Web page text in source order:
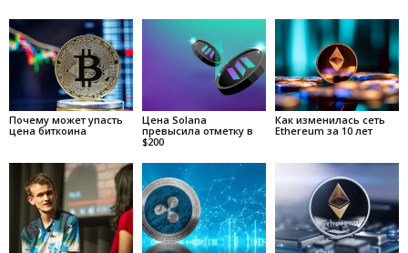
Почему может упасть
цена биткоина
Цена Solana
превысила отметку в
$200
Как изменилась сеть
Ethereum за 10 лет